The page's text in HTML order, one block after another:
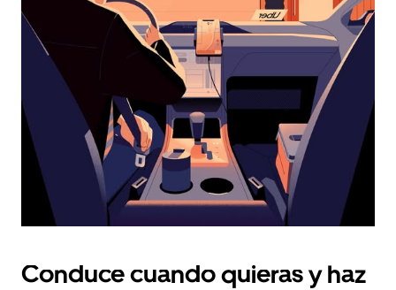
el
botón
escape
el
calendario.
Conduce cuando quieras y haz